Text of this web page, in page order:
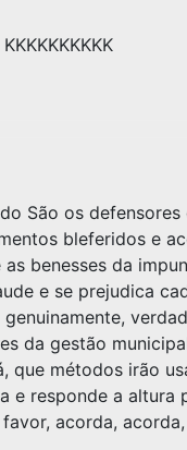
São os
bleferidos e
benesses da
e se prejudica
da gestão
que métodos irão
e responde a altura
acorda,